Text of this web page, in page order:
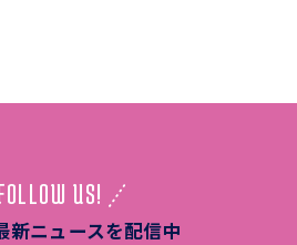
US!
新ニュースを配信中